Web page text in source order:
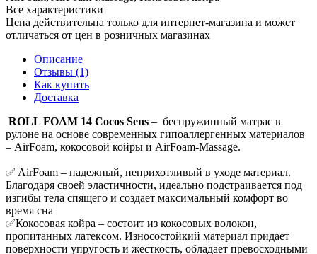
Все характеристики
Цена действительна только для интернет-магазина и может
отличаться от цен в розничных магазинах
Описание
Отзывы (1)
Как купить
Доставка
ROLL FOAM 14 Cocos Sens – беспружинный матрас в
рулоне на основе современных гипоаллергенных материалов
– AirFoam, кокосовой койры и AirFoam-Massage.
✅ AirFoam – надежный, неприхотливый в уходе материал.
Благодаря своей эластичности, идеально подстраивается под
изгибы тела спящего и создает максимальный комфорт во
время сна
✅Кокосовая койра – состоит из кокосовых волокон,
пропитанных латексом. Износостойкий материал придает
поверхности упругость и жесткость, обладает превосходными